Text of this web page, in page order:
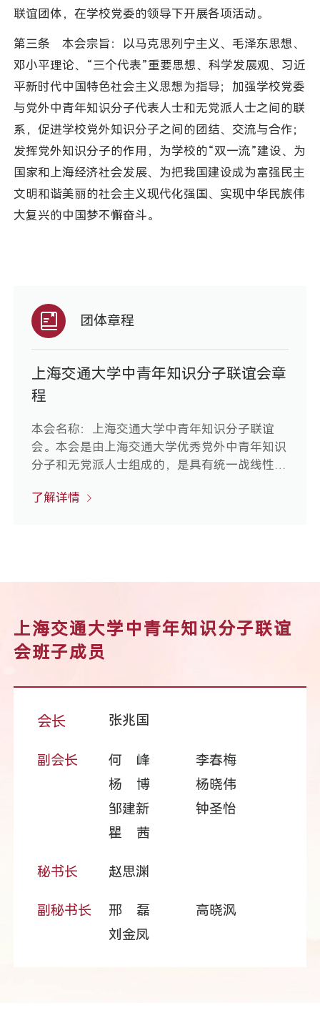
联谊团体，在学校党委的领导下开展各项活动。
第三条 本会宗旨：以马克思列宁主义、毛泽东思想、
邓小平理论、“三个代表”重要思想、科学发展观、习近
平新时代中国特色社会主义思想为指导；加强学校党委
与党外中青年知识分子代表人士和无党派人士之间的联
系，促进学校党外知识分子之间的团结、交流与合作；
发挥党外知识分子的作用，为学校的“双一流”建设、为
国家和上海经济社会发展、为把我国建设成为富强民主
文明和谐美丽的社会主义现代化强国、实现中华民族伟
大复兴的中国梦不懈奋斗。
团体章程
上海交通大学中青年知识分子联谊会章
程
本会名称：上海交通大学中青年知识分子联谊
会。本会是由上海交通大学优秀党外中青年知识
分子和无党派人士组成的，是具有统一战线性质
项活动。
了解详情
上海交通大学中青年知识分子联谊
会班子成员
会长 张兆国
副会长 何 峰
李春梅
杨 博
杨晓伟
邹建新
钟圣怡
瞿 茜
秘书长 赵思渊
副秘书长 邢 磊
高晓沨
刘金凤